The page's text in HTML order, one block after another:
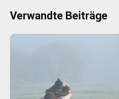
Verwandte Beiträge